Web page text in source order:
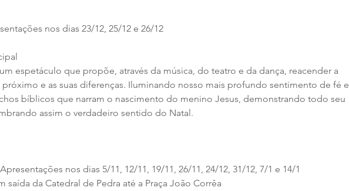
nos dias 23/12, 25/12 e 26/12
espetáculo que propõe, através da música, do teatro e da dança, reacender a
e as suas diferenças. Iluminando nosso mais profundo sentimento de fé e
bíblicos que narram o nascimento do menino Jesus, demonstrando todo seu
assim o verdadeiro sentido do Natal.
Apresentações nos dias 5/11, 12/11, 19/11, 26/11, 24/12, 31/12, 7/1 e 14/1
saída da Catedral de Pedra até a Praça João Corrêa